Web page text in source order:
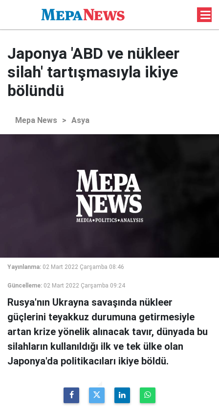
Japonya 'ABD ve nükleer
silah' tartışmasıyla ikiye
bölündü
Mepa News > Asya
Yayınlanma: 02 Mart 2022 Çarşamba 08:46
Güncelleme: 02 Mart 2022 Çarşamba 09:24
Rusya'nın Ukrayna savaşında nükleer
güçlerini teyakkuz durumuna getirmesiyle
artan krize yönelik alınacak tavır, dünyada bu
silahların kullanıldığı ilk ve tek ülke olan
Japonya'da politikacıları ikiye böldü.